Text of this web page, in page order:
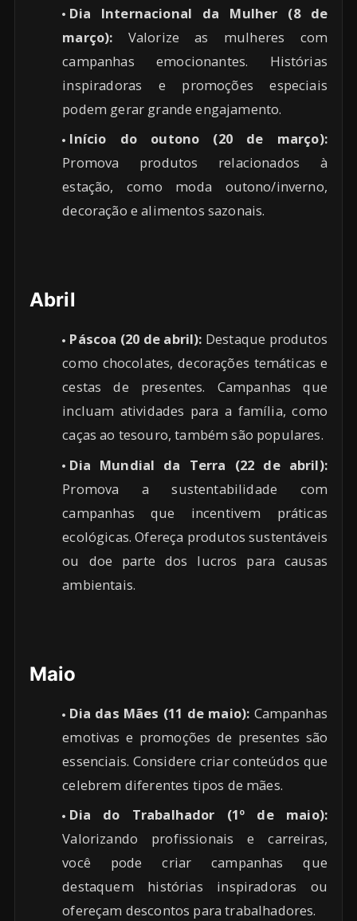
Dia Internacional da Mulher (8 de
março): Valorize as mulheres com
campanhas emocionantes. Histórias
inspiradoras e promoções especiais
podem gerar grande engajamento.
Início do outono (20 de março):
Promova produtos relacionados à
estação, como moda outono/inverno,
decoração e alimentos sazonais.
Abril
Páscoa (20 de abril): Destaque produtos
como chocolates, decorações temáticas e
cestas de presentes. Campanhas que
incluam atividades para a família, como
caças ao tesouro, também são populares.
Dia Mundial da Terra (22 de abril):
Promova a sustentabilidade com
campanhas que incentivem práticas
ecológicas. Ofereça produtos sustentáveis
ou doe parte dos lucros para causas
ambientais.
Maio
Dia das Mães (11 de maio): Campanhas
emotivas e promoções de presentes são
essenciais. Considere criar conteúdos que
celebrem diferentes tipos de mães.
Dia do Trabalhador (1º de maio):
Valorizando profissionais e carreiras,
você pode criar campanhas que
destaquem histórias inspiradoras ou
ofereçam descontos para trabalhadores.